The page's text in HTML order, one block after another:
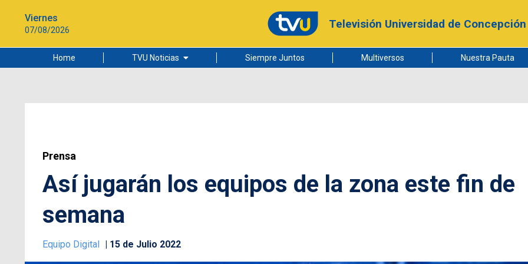
Viernes
07/08/2026 Televisión Universidad de Concepción
Home TVU Noticias
Ciudad
Siempre Juntos Multiversos Nuestra Pauta
Prensa
Así jugarán los equipos de la zona este fin de
semana
Equipo Digital 15 de Julio 2022